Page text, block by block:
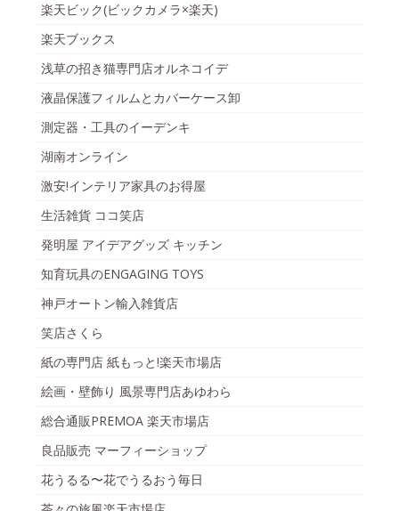
楽天ビック(ビックカメラ×楽天)
楽天ブックス
浅草の招き猫専門店オルネコイデ
液晶保護フィルムとカバーケース卸
測定器・工具のイーデンキ
湖南オンライン
激安!インテリア家具のお得屋
生活雑貨 ココ笑店
発明屋 アイデアグッズ キッチン
知育玩具のENGAGING TOYS
神戸オートン輸入雑貨店
笑店さくら
紙の専門店 紙もっと!楽天市場店
絵画・壁飾り 風景専門店あゆわら
総合通販PREMOA 楽天市場店
良品販売 マーフィーショップ
花うるる〜花でうるおう毎日